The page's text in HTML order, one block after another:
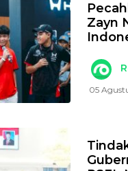
Zayn
05